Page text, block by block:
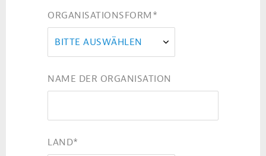
ORGANISATIONSFORM *
BITTE AUSWÄHLEN
NAME DER ORGANISATION
LAND*